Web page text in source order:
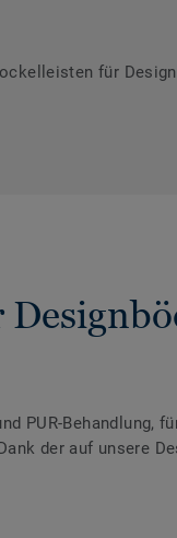
für
PUR-Behandlung,
der auf unsere